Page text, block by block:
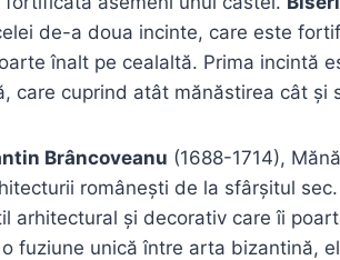
de-a doua incinte, care este
înalt pe cealaltă. Prima incintă
care cuprind atât mănăstirea cât și
Brâncoveanu (1688-1714),
românești de la sfârșitul
arhitectural și decorativ care îi
fuziune unică între arta bizantină,